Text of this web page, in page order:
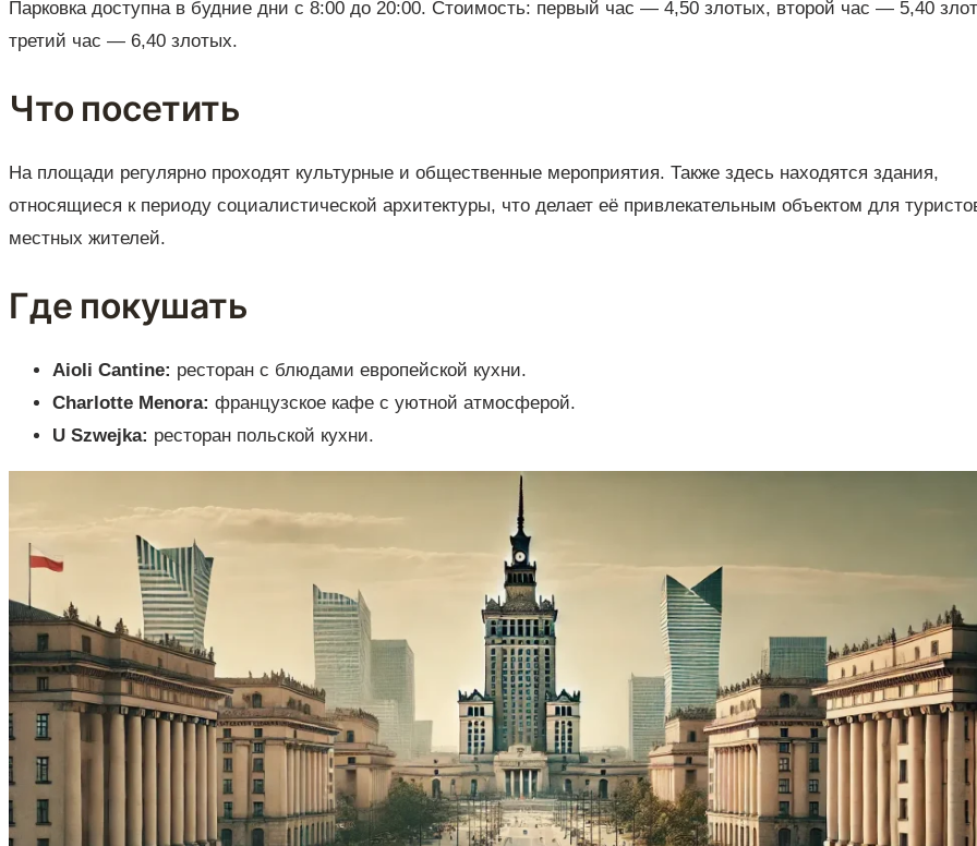
Парковка доступна в будние дни с 8:00 до 20:00. Стоимость: первый час — 4,50 злотых, второй час — 5,40
третий час — 6,40 злотых.
Что посетить
На площади регулярно проходят культурные и общественные мероприятия. Также здесь находятся здания,
относящиеся к периоду социалистической архитектуры, что делает её привлекательным объектом для
местных жителей.
Где покушать
Aioli Cantine: ресторан с блюдами европейской кухни.
Charlotte Menora: французское кафе с уютной атмосферой.
U Szwejka: ресторан польской кухни.